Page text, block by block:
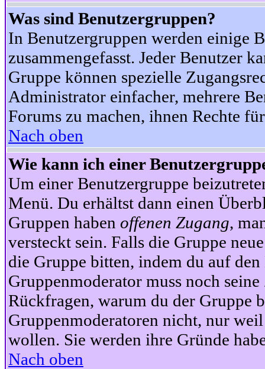
Was sind Benutzergruppen?
In Benutzergruppen werden einige
zusammengefasst. Jeder Benutzer
Gruppe können spezielle
Administrator einfacher, mehrere
Forums zu machen, ihnen Rechte
Nach oben
Wie kann ich einer
Um einer Benutzergruppe
Menü. Du erhältst dann einen
Gruppen haben offenen Zugang,
versteckt sein. Falls die Gruppe
die Gruppe bitten, indem du auf
Gruppenmoderator muss noch
Rückfragen, warum du der Gruppe
Gruppenmoderatoren nicht, nur
wollen. Sie werden ihre Gründe
Nach oben